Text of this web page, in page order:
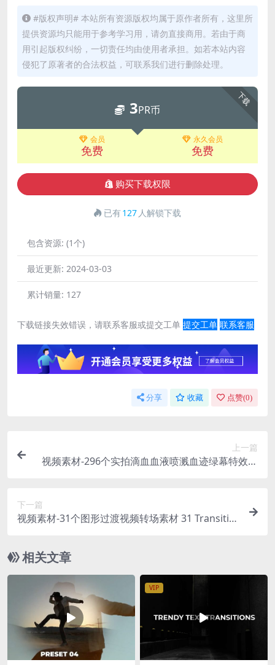
#版权声明# 本站所有资源版权均属于原作者所有，这里所
提供资源均只能用于参考学习用，请勿直接商用。若由于商
用引起版权纠纷，一切责任均由使用者承担。如若本站内容
侵犯了原著者的合法权益，可联系我们进行删除处理。
下载
3PR币
会员
免费
永久会员
免费
购买下载权限
已有127 人解锁下载
包含资源: (1个)
最近更新: 2024-03-03
累计销量: 127
下载链接失效错误，请联系客服或提交工单 提交工单 联系客服
分享 收藏 点赞(0)
上一篇
视频素材-296个实拍滴血血液喷溅血迹绿幕特效合
下一篇
视频素材-31个图形过渡视频转场素材 31 Transitio
相关文章
VIP